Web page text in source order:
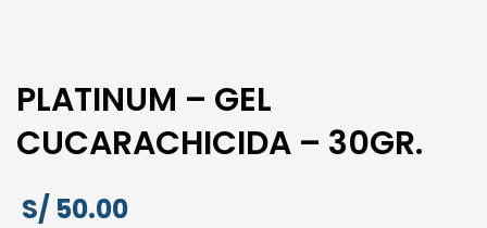
PLATINUM – GEL
CUCARACHICIDA – 30GR.
S/ 50.00